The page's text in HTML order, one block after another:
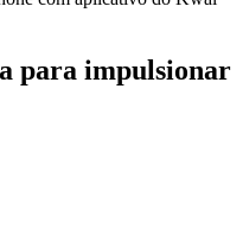
para impulsionar